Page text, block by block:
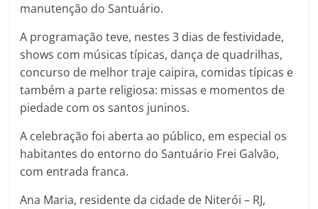
manutenção do Santuário.
A programação teve, nestes 3 dias de festividade,
shows com músicas típicas, dança de quadrilhas,
concurso de melhor traje caipira, comidas típicas e
também a parte religiosa: missas e momentos de
piedade com os santos juninos.
A celebração foi aberta ao público, em especial os
habitantes do entorno do Santuário Frei Galvão,
com entrada franca.
Ana Maria, residente da cidade de Niterói – RJ,